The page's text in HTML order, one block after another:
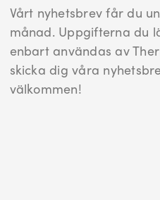
Vårt nyhetsbrev får du
månad. Uppgifterna du
enbart användas av
skicka dig våra
välkommen!